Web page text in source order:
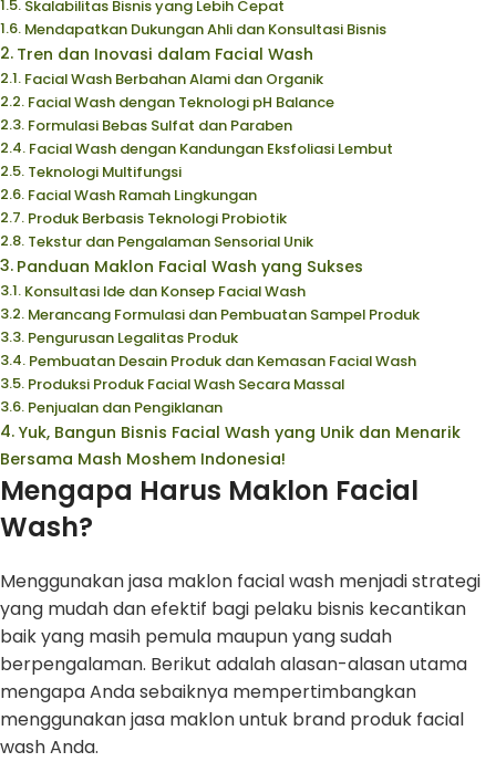
Skalabilitas Bisnis yang Lebih Cepat
Mendapatkan Dukungan Ahli dan Konsultasi Bisnis
Tren dan Inovasi dalam Facial Wash
Facial Wash Berbahan Alami dan Organik
Facial Wash dengan Teknologi pH Balance
Formulasi Bebas Sulfat dan Paraben
Facial Wash dengan Kandungan Eksfoliasi Lembut
Teknologi Multifungsi
Facial Wash Ramah Lingkungan
Produk Berbasis Teknologi Probiotik
Tekstur dan Pengalaman Sensorial Unik
Panduan Maklon Facial Wash yang Sukses
Konsultasi Ide dan Konsep Facial Wash
Merancang Formulasi dan Pembuatan Sampel Produk
Pengurusan Legalitas Produk
Pembuatan Desain Produk dan Kemasan Facial Wash
Produksi Produk Facial Wash Secara Massal
Penjualan dan Pengiklanan
Yuk, Bangun Bisnis Facial Wash yang Unik dan Menarik
Bersama Mash Moshem Indonesia!
Mengapa Harus Maklon Facial
Wash?
Menggunakan jasa maklon facial wash menjadi strategi
yang mudah dan efektif bagi pelaku bisnis kecantikan
baik yang masih pemula maupun yang sudah
berpengalaman. Berikut adalah alasan-alasan utama
mengapa Anda sebaiknya mempertimbangkan
menggunakan jasa maklon untuk brand produk facial
wash Anda.